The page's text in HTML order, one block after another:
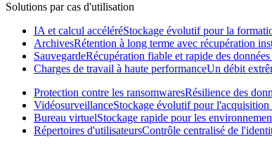
Solutions par cas d'utilisation
IA et calcul accéléréStockage évolutif pour la
ArchivesRétention à long terme avec récupération
SauvegardeRécupération fiable et rapide des
Charges de travail à haute performanceUn débit
Protection contre les ransomwaresRésilience des
VidéosurveillanceStockage évolutif pour
Bureau virtuelStockage rapide pour les
Répertoires d'utilisateursContrôle centralisé de